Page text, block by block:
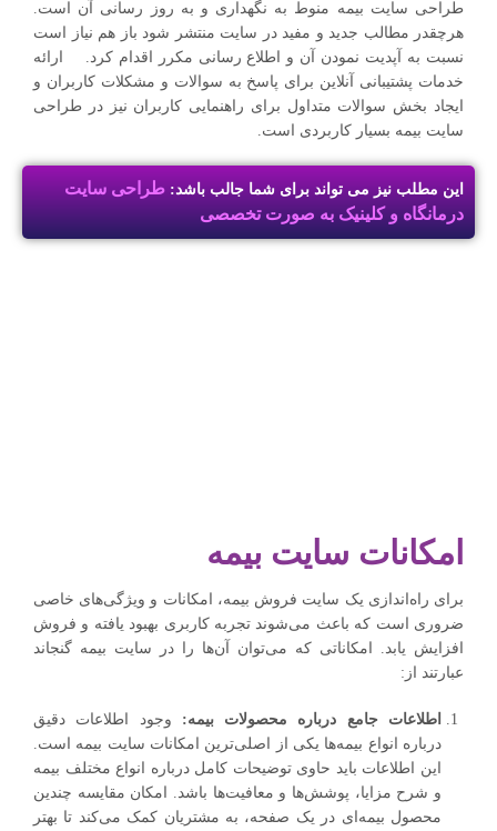
طراحی سایت بیمه منوط به نگهداری و به روز رسانی آن است.
هرچقدر مطالب جدید و مفید در سایت منتشر شود باز هم نیاز است
نسبت به آپدیت نمودن آن و اطلاع رسانی مکرر اقدام کرد. ارائه
خدمات پشتیبانی آنلاین برای پاسخ به سوالات و مشکلات کاربران و
ایجاد بخش سوالات متداول برای راهنمایی کاربران نیز در طراحی
سایت بیمه بسیار کاربردی است.
این مطلب نیز می تواند برای شما جالب باشد: طراحی سایت
درمانگاه و کلینیک به صورت تخصصی
امکانات سایت بیمه
برای راه‌اندازی یک سایت فروش بیمه، امکانات و ویژگی‌های خاصی
ضروری است که باعث می‌شوند تجربه کاربری بهبود یافته و فروش
افزایش یابد. امکاناتی که می‌توان آن‌ها را در سایت بیمه گنجاند
عبارتند از:
اطلاعات جامع درباره محصولات بیمه: وجود اطلاعات دقیق
درباره انواع بیمه‌ها یکی از اصلی‌ترین امکانات سایت بیمه است.
این اطلاعات باید حاوی توضیحات کامل درباره انواع مختلف بیمه
و شرح مزایا، پوشش‌ها و معافیت‌ها باشد. امکان مقایسه چندین
محصول بیمه‌ای در یک صفحه، به مشتریان کمک می‌کند تا بهتر